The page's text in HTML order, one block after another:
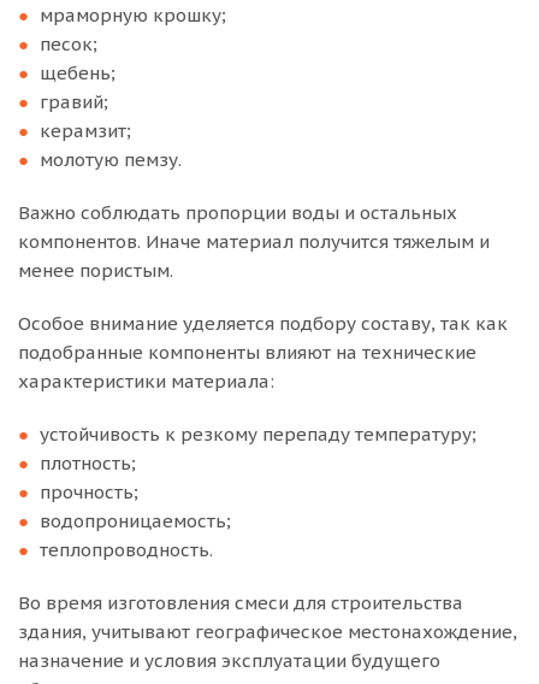
мраморную крошку;
песок;
щебень;
гравий;
керамзит;
молотую пемзу.
Важно соблюдать пропорции воды и остальных
компонентов. Иначе материал получится тяжелым и
менее пористым.
Особое внимание уделяется подбору составу, так как
подобранные компоненты влияют на технические
характеристики материала:
устойчивость к резкому перепаду температуру;
плотность;
прочность;
водопроницаемость;
теплопроводность.
Во время изготовления смеси для строительства
здания, учитывают географическое местонахождение,
назначение и условия эксплуатации будущего